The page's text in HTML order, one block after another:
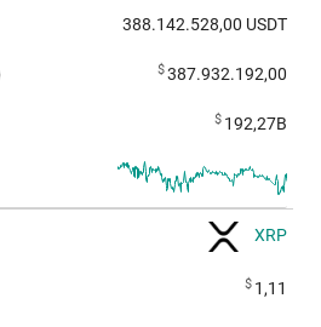
388.142.528,00 USDT
$387.932.192,00
$ 192,27B
XRP
$ 1,11